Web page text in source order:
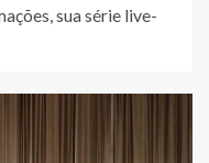
sua série live-